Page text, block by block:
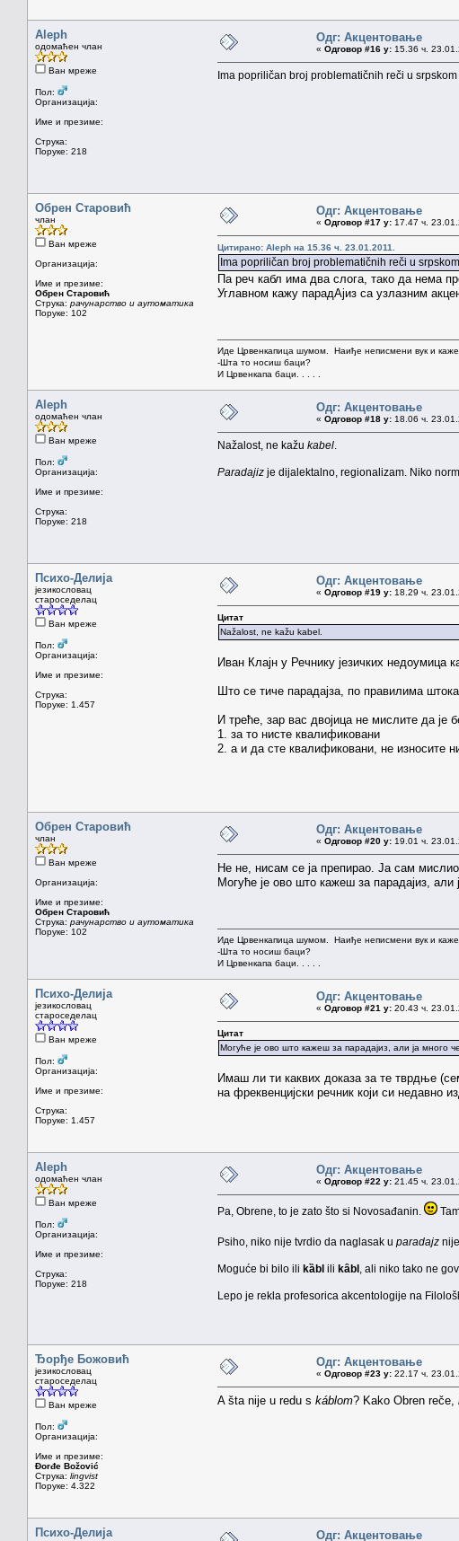
Aleph
одомаћен члан
Ван мреже
Пол:
Организација:
Име и презиме:
Струка:
Поруке: 218
Одг: Акцентовање
« Одговор #16 у: 15.36 ч.
Ima popriličan broj problematičnih reči u
Обрен Старовић
члан
Ван мреже
Организација:
Име и презиме:
Обрен Старовић
Струка: рачунарство и аутоматика
Поруке: 102
Одг: Акцентовање
« Одговор #17 у: 17.47 ч.
Цитирано: Aleph на 15.36 ч. 23.01.2011.
Ima popriličan broj problematičnih reči u
Па реч кабл има два слога, тако да нема
Углавном кажу парадАјиз са узлазним
Иде Црвенкапица шумом. Наиђе неписмени вук и
-Шта то носиш баци?
И Црвенкапа баци. . . . .
Aleph
одомаћен члан
Ван мреже
Пол:
Организација:
Име и презиме:
Струка:
Поруке: 218
Одг: Акцентовање
« Одговор #18 у: 18.06 ч.
Nažalost, ne kažu kabel
Paradajiz je dijalektalno, regionalizam. Niko
Психо-Делија
језикословац
староседелац
Ван мреже
Пол:
Организација:
Име и презиме:
Струка:
Поруке: 1.457
Одг: Акцентовање
« Одговор #19 у: 18.29 ч.
Цитат
Nažalost, ne kažu kabel.
Иван Клајн у Речнику језичких недоумица
Што се тиче парадајза, по правилима
И треће, зар вас двојица не мислите да
1. за то нисте квалификовани
2. а и да сте квалификовани, не износите
Обрен Старовић
члан
Ван мреже
Организација:
Име и презиме:
Обрен Старовић
Струка: рачунарство и аутоматика
Поруке: 102
Одг: Акцентовање
« Одговор #20 у: 19.01 ч.
Не не, нисам се ја препирао. Ја сам
Могуће је ово што кажеш за парадајиз, али
Иде Црвенкапица шумом. Наиђе неписмени вук и
-Шта то носиш баци?
И Црвенкапа баци. . . . .
Психо-Делија
језикословац
староседелац
Ван мреже
Пол:
Организација:
Име и презиме:
Струка:
Поруке: 1.457
Одг: Акцентовање
« Одговор #21 у: 20.43 ч.
Цитат
Могуће је ово што кажеш за парадајиз, али ја много
Имаш ли ти каквих доказа за те тврдње
на фреквенцијски речник који си недавно
Aleph
одомаћен члан
Ван мреже
Пол:
Организација:
Име и презиме:
Струка:
Поруке: 218
Одг: Акцентовање
« Одговор #22 у: 21.45 ч.
Pa, Obrene, to je zato što si Novosađanin.
Psiho, niko nije tvrdio da naglasak u paradajz
Moguće bi bilo ili kȁbl ili kȃbl , ali niko tako ne
Lepo je rekla profesorica akcentologije na
Ђорђе Божовић
језикословац
староседелац
Ван мреже
Пол:
Организација:
Име и презиме:
Đorđe Božović
Струка: lingvist
Поруке: 4.322
Одг: Акцентовање
« Одговор #23 у: 22.17 ч.
A šta nije u redu s káblom? Kako Obren reče,
Психо-Делија Одг: Акцентовање